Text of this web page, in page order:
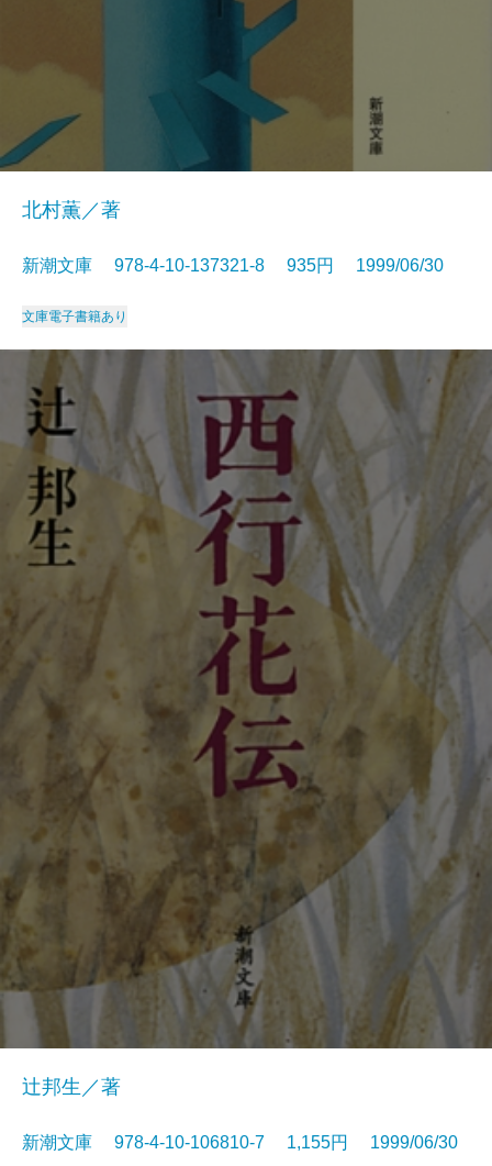
北村薫／著
新潮文庫 978-4-10-137321-8 935円 1999/06/30
文庫電子書籍あり
辻邦生／著
新潮文庫 978-4-10-106810-7 1,155円 1999/06/30